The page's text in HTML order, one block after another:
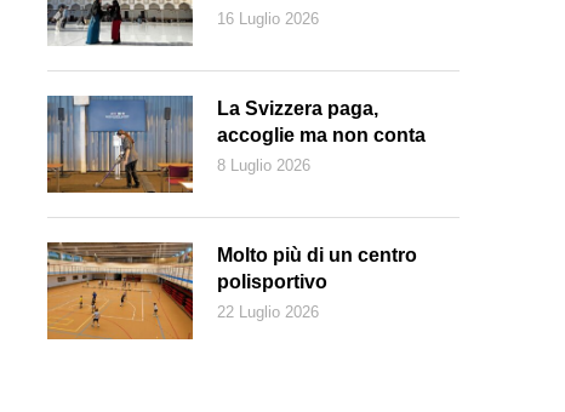
Per certi prodotti, il dubbio se siano svizzeri o meno non esiste
16 Luglio 2026
La Svizzera paga,
accoglie ma non conta
8 Luglio 2026
Molto più di un centro
polisportivo
22 Luglio 2026